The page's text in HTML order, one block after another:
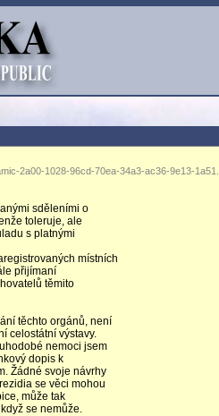
2a00-1028-96cd-70ea-34a3-ac36-9e13-
sděleními o
toleruje, ale
s platnými
místních
přijímaní
těmito
těchto orgánů, není
celostátní výstavy.
nemoci jsem
dopis k
Žádné svoje návrhy
se věci mohou
může tak
se nemůže.